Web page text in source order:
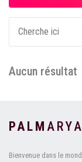
Aucun résultat
PALM ARYA
Bienvenue dans le